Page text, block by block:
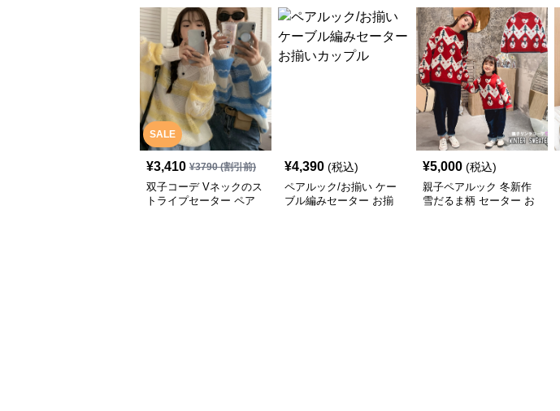
SALE
¥3,410 ¥3790(割引前)
双子コーデ Vネックのス
トライプセーター ペア
¥4,390 (税込)
ペアルック/お揃い ケー
ブル編みセーター お揃
¥5,000 (税込)
親子ペアルック 冬新作
雪だるま柄 セーター お